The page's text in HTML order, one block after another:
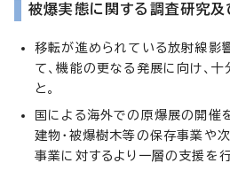
被爆実態に関する調査研究
移転が進められている放射線影
て、機能の更なる発展に向け、
と。
国による海外での原爆展の開催
建物・被爆樹木等の保存事業や
事業に対するより一層の支援を行